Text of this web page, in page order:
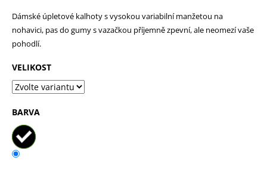
Dámské úpletové kalhoty s vysokou variabilní manžetou na
nohavici, pas do gumy s vazačkou příjemně zpevní, ale neomezí vaše
pohodlí.
VELIKOST
BARVA
D
o
p
o
r
u
č
u